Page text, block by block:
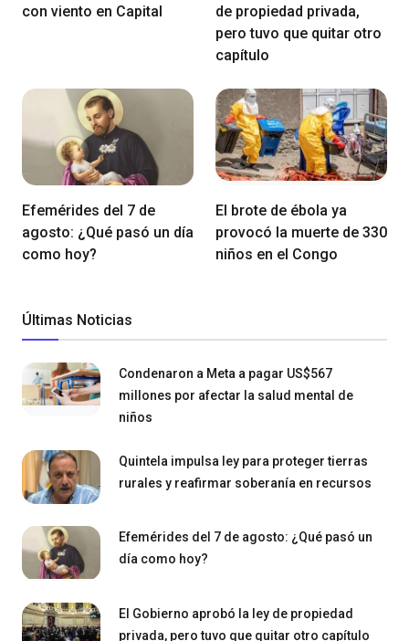
con viento en Capital
de propiedad privada,
pero tuvo que quitar otro
capítulo
Efemérides del 7 de
agosto: ¿Qué pasó un día
como hoy?
El brote de ébola ya
provocó la muerte de 330
niños en el Congo
Últimas Noticias
Condenaron a Meta a pagar US$567
millones por afectar la salud mental de
niños
Quintela impulsa ley para proteger tierras
rurales y reafirmar soberanía en recursos
Efemérides del 7 de agosto: ¿Qué pasó un
día como hoy?
El Gobierno aprobó la ley de propiedad
privada, pero tuvo que quitar otro capítulo